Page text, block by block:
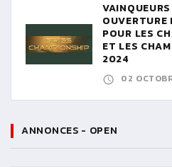
OUVERTURE
POUR LES
ET LES
2024
02
ANNONCES - OPEN